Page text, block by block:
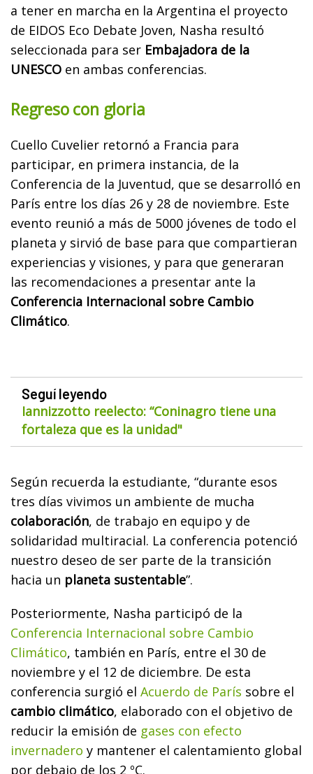
a tener en marcha en la Argentina el proyecto
de EIDOS Eco Debate Joven, Nasha resultó
seleccionada para ser Embajadora de la
UNESCO en ambas conferencias.
Regreso con gloria
Cuello Cuvelier retornó a Francia para
participar, en primera instancia, de la
Conferencia de la Juventud, que se desarrolló en
París entre los días 26 y 28 de noviembre. Este
evento reunió a más de 5000 jóvenes de todo el
planeta y sirvió de base para que compartieran
experiencias y visiones, y para que generaran
las recomendaciones a presentar ante la
Conferencia Internacional sobre Cambio
Climático.
Seguí leyendo
Iannizzotto reelecto: “Coninagro tiene una
fortaleza que es la unidad"
Según recuerda la estudiante, “durante esos
tres días vivimos un ambiente de mucha
colaboración, de trabajo en equipo y de
solidaridad multiracial. La conferencia potenció
nuestro deseo de ser parte de la transición
hacia un planeta sustentable”.
Posteriormente, Nasha participó de la
Conferencia Internacional sobre Cambio
Climático, también en París, entre el 30 de
noviembre y el 12 de diciembre. De esta
conferencia surgió el Acuerdo de París sobre el
cambio climático, elaborado con el objetivo de
reducir la emisión de gases con efecto
invernadero y mantener el calentamiento global
por debajo de los 2 ºC.